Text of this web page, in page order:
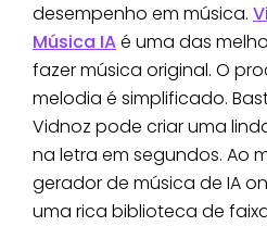
desempenho em música.
Música IAé uma das
fazer música original. O
melodia é simplificado.
Vidnoz pode criar uma
na letra em segundos. Ao
gerador de música de IA
uma rica biblioteca de